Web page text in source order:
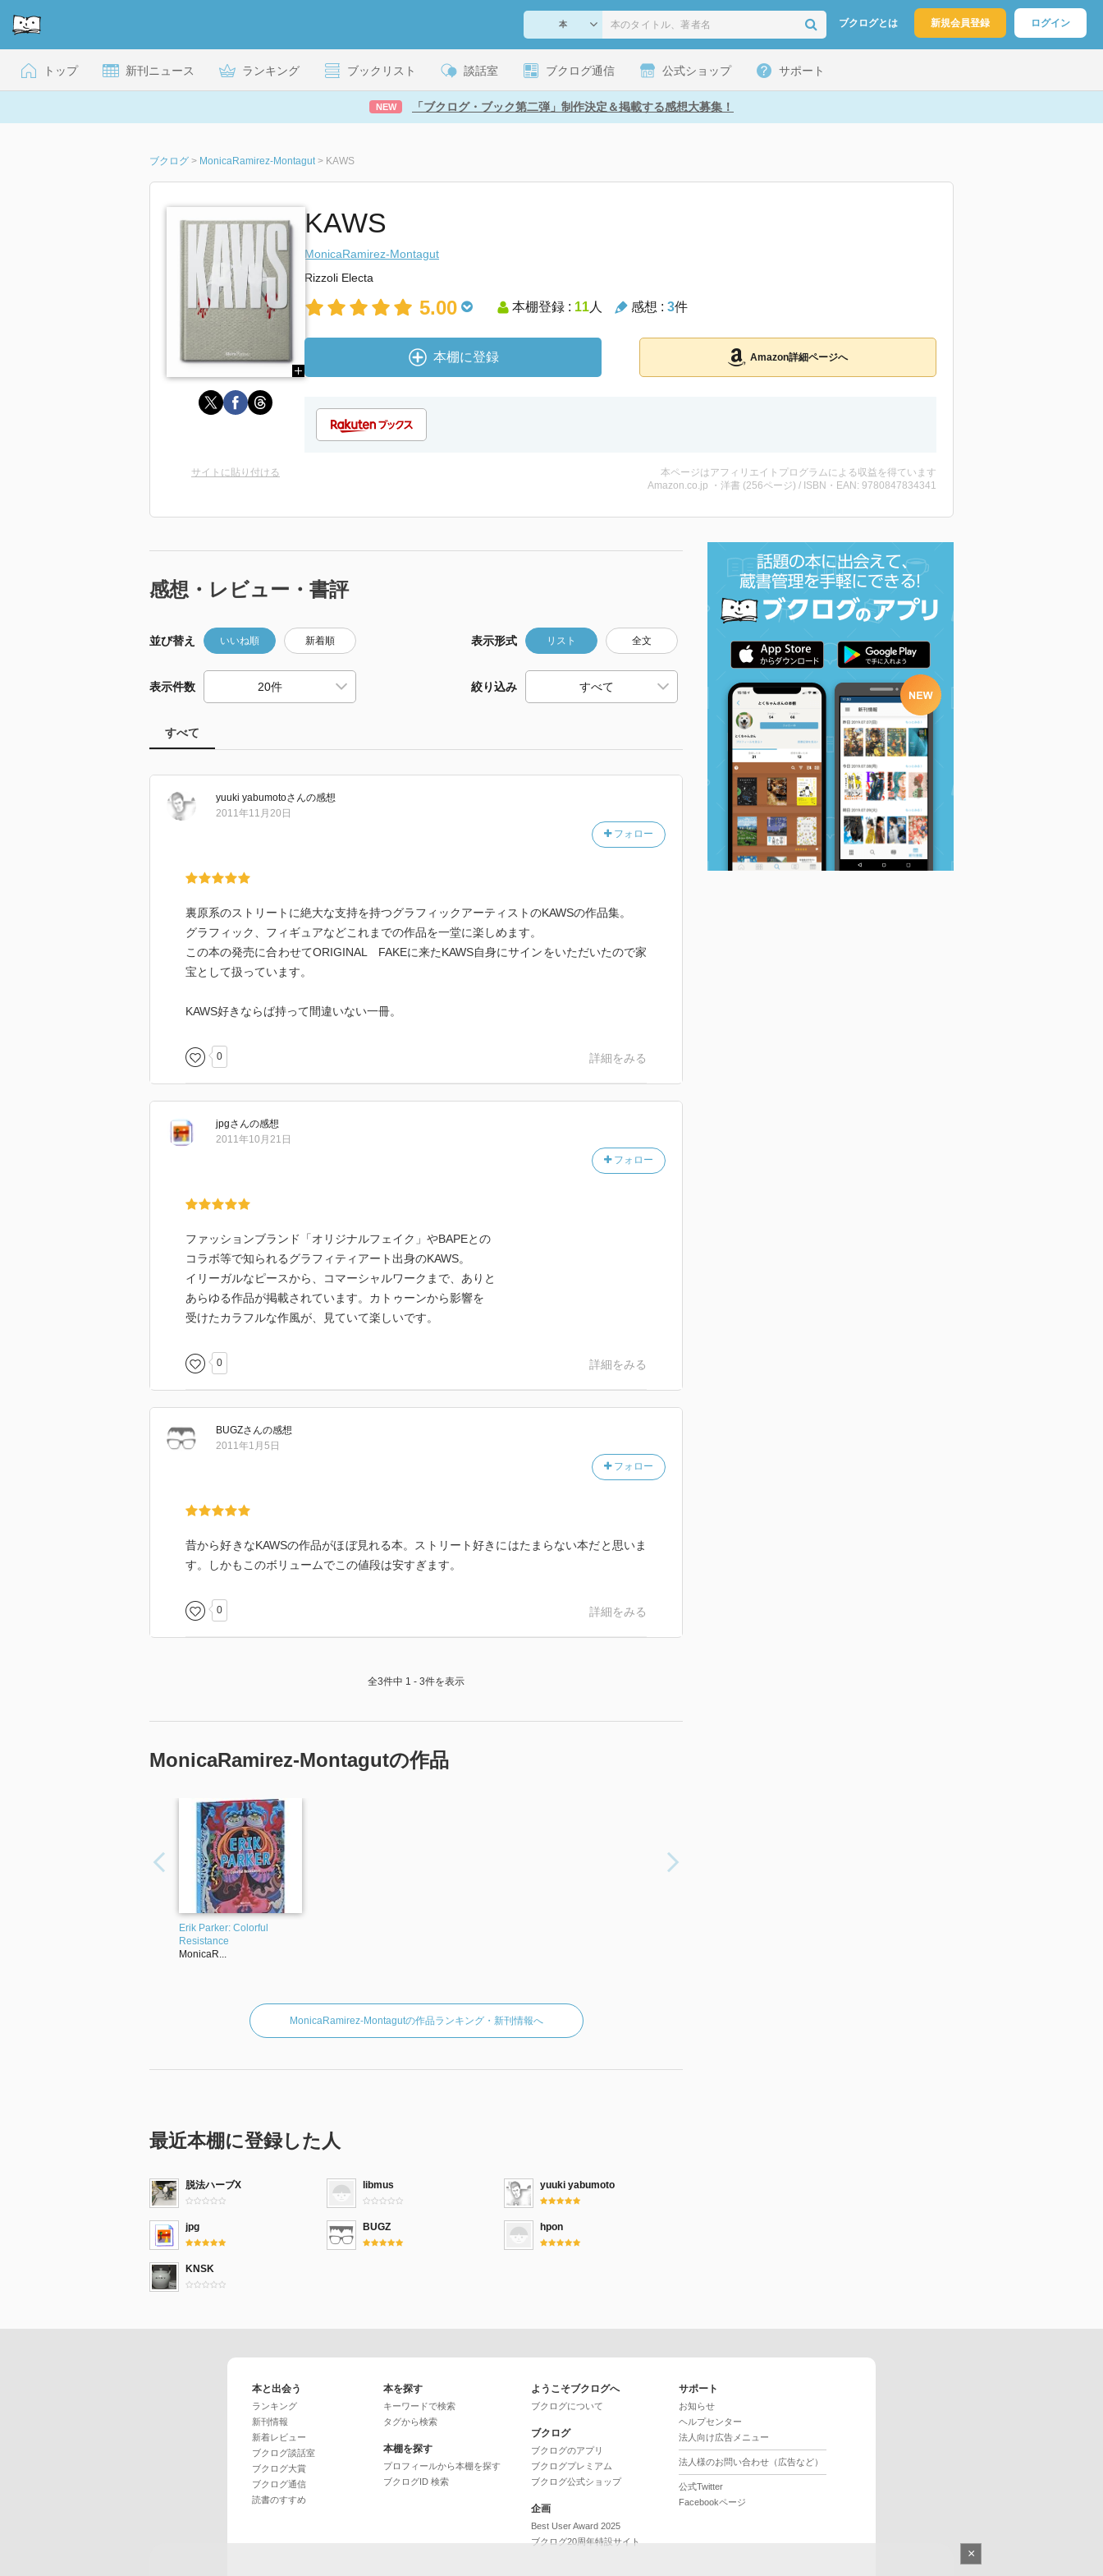
ブクログとは 新規会員登録 ログイン
トップ 新刊ニュース ランキング ブックリスト 談話室 ブクログ通信 公式ショップ サポート
NEW 「ブクログ・ブック第二弾」制作決定＆掲載する感想大募集！
ブクログ > MonicaRamirez-Montagut > KAWS
KAWS
MonicaRamirez-Montagut
Rizzoli Electa
5.00 本棚登録 : 11人 感想 : 3件
本棚に登録 Amazon詳細ページへ
サイトに貼り付ける
本ページはアフィリエイトプログラムによる収益を得ています
Amazon.co.jp ・洋書 (256ページ) / ISBN・EAN: 9780847834341
感想・レビュー・書評
並び替え いいね順 新着順 表示形式 リスト 全文
表示件数 絞り込み
すべて
yuuki yabumotoさんの感想
フォロー
2011年11月20日
裏原系のストリートに絶大な支持を持つグラフィックアーティストのKAWSの作品集。
グラフィック、フィギュアなどこれまでの作品を一堂に楽しめます。
この本の発売に合わせてORIGINAL FAKEに来たKAWS自身にサインをいただいたので家
宝として扱っています。
KAWS好きならば持って間違いない一冊。
0 詳細をみる
jpgさんの感想
フォロー
2011年10月21日
ファッションブランド「オリジナルフェイク」やBAPEとの
コラボ等で知られるグラフィティアート出身のKAWS。
イリーガルなピースから、コマーシャルワークまで、ありと
あらゆる作品が掲載されています。カトゥーンから影響を
受けたカラフルな作風が、見ていて楽しいです。
0 詳細をみる
BUGZさんの感想
フォロー
2011年1月5日
昔から好きなKAWSの作品がほぼ見れる本。ストリート好きにはたまらない本だと思いま
す。しかもこのボリュームでこの値段は安すぎます。
0 詳細をみる
全3件中 1 - 3件を表示
MonicaRamirez-Montagutの作品
Erik Parker: Colorful
Resistance
MonicaR...
MonicaRamirez-Montagutの作品ランキング・新刊情報へ
最近本棚に登録した人
脱法ハーブX libmus yuuki yabumoto
jpg BUGZ hpon
KNSK
本と出会う
ランキング
新刊情報
新着レビュー
ブクログ談話室
ブクログ大賞
ブクログ通信
読書のすすめ
本を探す
キーワードで検索
タグから検索
本棚を探す
プロフィールから本棚を探す
ブクログID 検索
ようこそブクログへ
ブクログについて
ブクログ
ブクログのアプリ
ブクログプレミアム
ブクログ公式ショップ
企画
Best User Award 2025
ブクログ20周年特設サイト
サポート
お知らせ
ヘルプセンター
法人向け広告メニュー
法人様のお問い合わせ（広告など）
公式Twitter
Facebookページ
×